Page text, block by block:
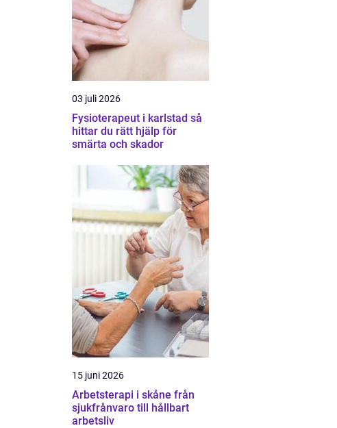
03 juli 2026
Fysioterapeut i karlstad så
hittar du rätt hjälp för
smärta och skador
15 juni 2026
Arbetsterapi i skåne från
sjukfrånvaro till hållbart
arbetsliv